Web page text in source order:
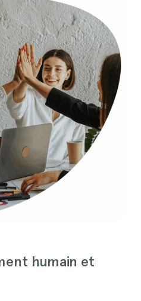
e
n
ê
t
r
e
humain et